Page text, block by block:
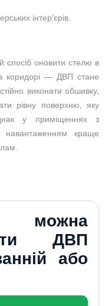
інтер’єрів.
спосіб оновити стелю в
коридорі — ДВП стане
виконати обшивку,
рівну поверхню, яку
у приміщеннях з
навантаженням краще
ДВП
або